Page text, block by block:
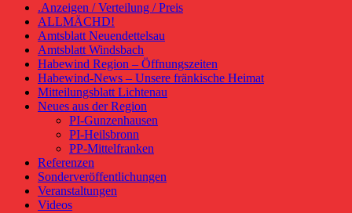
.Anzeigen / Verteilung / Preis
ALLMÄCHD!
Amtsblatt Neuendettelsau
Amtsblatt Windsbach
Habewind Region – Öffnungszeiten
Habewind-News – Unsere fränkische Heimat
Mitteilungsblatt Lichtenau
Neues aus der Region
PI-Gunzenhausen
PI-Heilsbronn
PP-Mittelfranken
Referenzen
Sonderveröffentlichungen
Veranstaltungen
Videos